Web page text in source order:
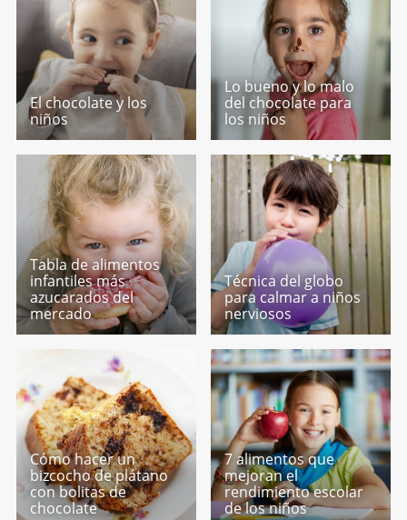
El chocolate y los
niños
Lo bueno y lo malo
del chocolate para
los niños
Tabla de alimentos
infantiles más
azucarados del
mercado
Técnica del globo
para calmar a niños
nerviosos
Cómo hacer un
bizcocho de plátano
con bolitas de
chocolate
7 alimentos que
mejoran el
rendimiento escolar
de los niños